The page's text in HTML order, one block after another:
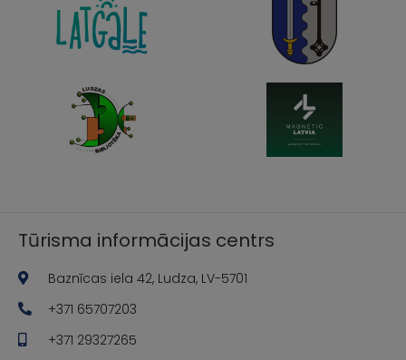
Tūrisma informācijas centrs
Baznīcas iela 42, Ludza, LV-5701
+371 65707203
+371 29327265